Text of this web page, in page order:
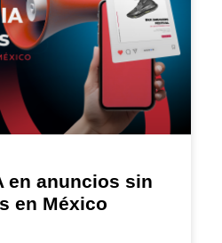
en anuncios sin
en México